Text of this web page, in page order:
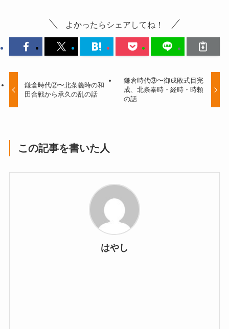
よかったらシェアしてね！
鎌倉時代②〜北条義時の和
田合戦から承久の乱の話
鎌倉時代③〜御成敗式目完
成、北条泰時・経時・時頼
の話
この記事を書いた人
はやし